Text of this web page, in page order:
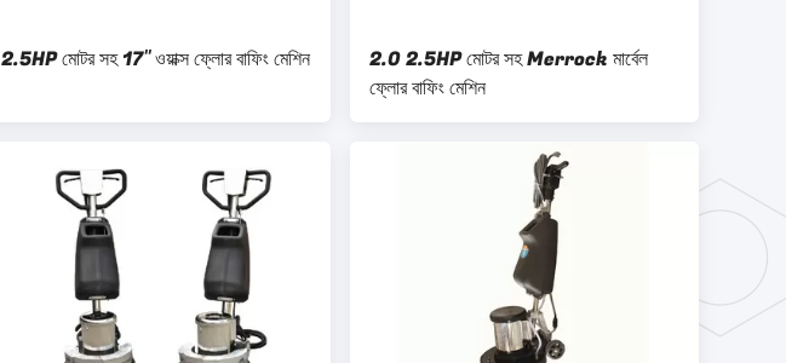
2.5HP মোটর সহ 17" ওয়াক্স ফ্লোর বাফিং মেশিন
2.0 2.5HP মোটর সহ Merrock মার্বেল
ফ্লোর বাফিং মেশিন